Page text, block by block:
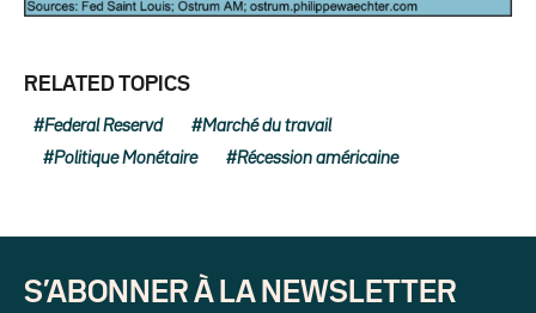
RELATED TOPICS
Federal Reservd Marché du travail
Politique Monétaire Récession américaine
S’ABONNER À LA NEWSLETTER